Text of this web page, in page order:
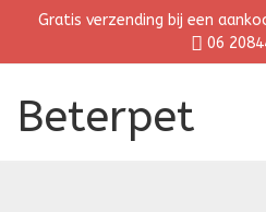
Gratis verzending bij een
06
Beterpet